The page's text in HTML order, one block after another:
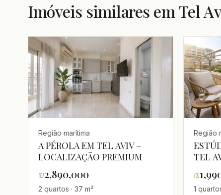
Imóveis similares em Tel
Região marítima
A PÉROLA EM TEL AVIV –
LOCALIZAÇÃO PREMIUM
₪2,890,000
2 quartos · 37 m²
Região
TEL
₪
1